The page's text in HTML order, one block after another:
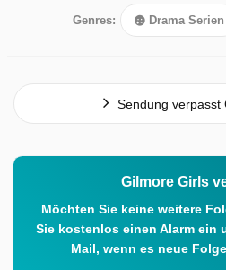
Genres: Drama Serien
Sendung verpasst
Gilmore Girls
Möchten Sie keine weitere
Sie kostenlos einen Alarm ein
Mail, wenn es neue